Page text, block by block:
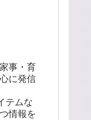
事・育
に発信
テムな
情報を